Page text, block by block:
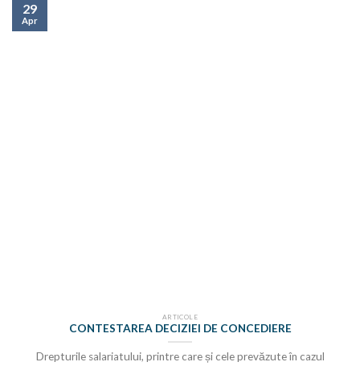
ARTICOLE
CONTESTAREA DECIZIEI DE CONCEDIERE
Drepturile salariatului, printre care și cele prevăzute în cazul
29
Apr